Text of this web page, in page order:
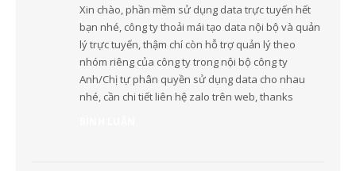
Xin chào, phần mềm sử dụng data trực tuyến hết
bạn nhé, công ty thoải mái tạo data nội bộ và quản
lý trực tuyến, thậm chí còn hỗ trợ quản lý theo
nhóm riêng của công ty trong nội bộ công ty
Anh/Chị tự phân quyền sử dụng data cho nhau
nhé, cần chi tiết liên hệ zalo trên web, thanks